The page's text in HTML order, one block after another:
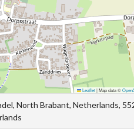
Leaflet|Map data ©
North Brabant, Netherlands,